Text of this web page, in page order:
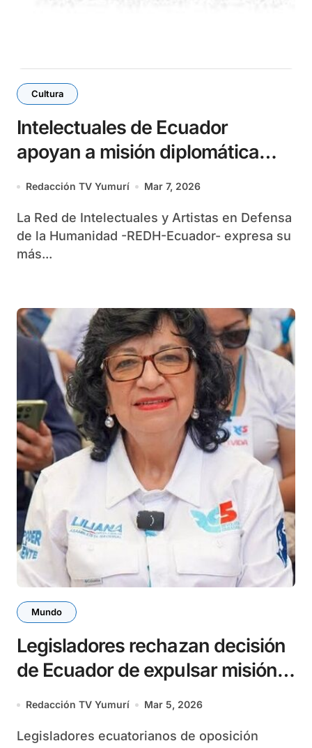
Cultura
Intelectuales de Ecuador
apoyan a misión diplomática
cubana
Redacción TV Yumurí Mar 7, 2026
La Red de Intelectuales y Artistas en Defensa
de la Humanidad -REDH-Ecuador- expresa su
más...
Mundo
Legisladores rechazan decisión
de Ecuador de expulsar misión
de Cuba
Redacción TV Yumurí Mar 5, 2026
Legisladores ecuatorianos de oposición